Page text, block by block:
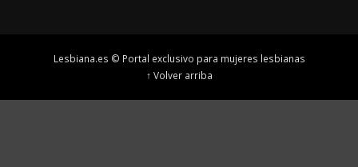
Lesbiana.es © Portal exclusivo para mujeres lesbianas
↑ Volver arriba